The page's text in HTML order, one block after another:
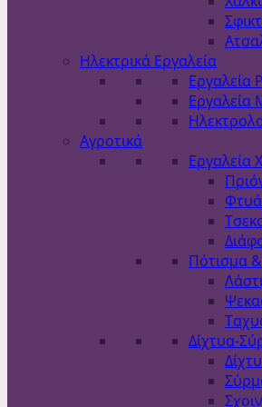
Ηλεκτρικά Εργαλεία
Εργαλεία
Εργαλεία
Αγροτικά
Εργαλεία
Πότισμα
Δίχτυα-